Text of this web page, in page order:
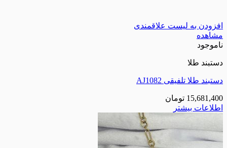
افزودن به لیست علاقمندی
مشاهده
ناموجود
دستبند طلا
دستبند طلا تلفیقی AJ1082
15,681,400 تومان
اطلاعات بیشتر